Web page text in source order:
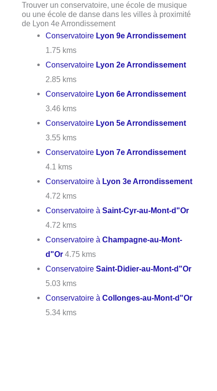
Trouver un conservatoire, une école de musique
ou une école de danse dans les villes à proximité
de Lyon 4e Arrondissement
Conservatoire Lyon 9e Arrondissement
1.75 kms
Conservatoire Lyon 2e Arrondissement
2.85 kms
Conservatoire Lyon 6e Arrondissement
3.46 kms
Conservatoire Lyon 5e Arrondissement
3.55 kms
Conservatoire Lyon 7e Arrondissement
4.1 kms
Conservatoire à Lyon 3e Arrondissement
4.72 kms
Conservatoire àSaint-Cyr-au-Mont-d"Or
4.72 kms
Conservatoire àChampagne-au-Mont-
d"Or 4.75 kms
ConservatoireSaint-Didier-au-Mont-d"Or
5.03 kms
Conservatoire àCollonges-au-Mont-d"Or
5.34 kms